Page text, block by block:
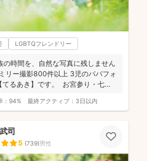
LGBTQフレンドリー
時間を、自然な写真に残しません
ー撮影800件以上 3児のパパフォ
てるあき】です。 お宮参り・七
94% 最終アクティブ： 3日以内
司
5 (739)男性